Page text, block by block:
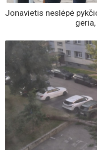
Jonavietis neslėpė